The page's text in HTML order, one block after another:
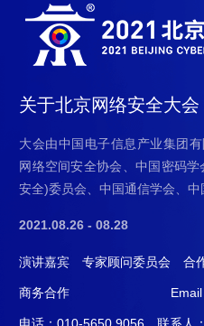
关于北京网络安全大会
大会由中国电子信息产业集团
网络空间安全协会、中国密码
安全)委员会、中国通信学会、
2021.08.26 - 08.28
演讲嘉宾 专家顾问委员会 合
商务合作
电话：010-5650 9056 联系人